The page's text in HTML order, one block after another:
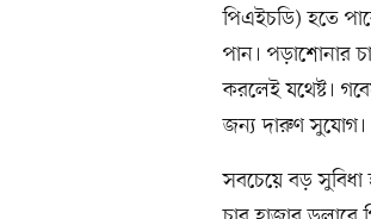
পিএইচডি) হতে
পান। পড়াশোনার
করলেই যথেষ্ট।
জন্য দারুণ সুযোগ।
সবচেয়ে বড় সুবিধা